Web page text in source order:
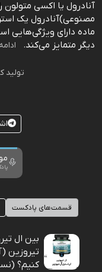
آنادرول یا اکسی
مصنوعی)آنادرول یک
ماده دارای ویژگی‌هایی
دیگر متمایز می‌کند.⁠⁠⁠⁠⁠⁠⁠⁠⁠⁠⁠⁠⁠⁠⁠⁠⁠⁠⁠⁠⁠⁠⁠⁠⁠⁠⁠⁠⁠⁠⁠⁠⁠⁠⁠⁠⁠⁠⁠⁠⁠⁠⁠⁠⁠⁠⁠⁠⁠⁠⁠⁠⁠⁠⁠⁠⁠⁠⁠⁠⁠⁠⁠⁠⁠⁠⁠⁠⁠⁠⁠⁠⁠⁠⁠⁠⁠⁠⁠⁠⁠⁠⁠⁠⁠⁠⁠⁠⁠⁠⁠⁠⁠⁠
تولید
قسمت‌های پادکست
بین ال
کنیم؟